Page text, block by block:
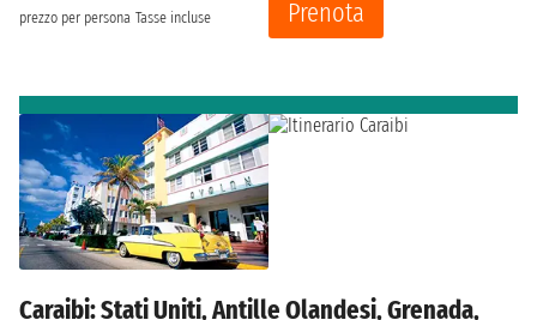
prezzo per persona Tasse incluse
Prenota
Caraibi: Stati Uniti, Antille Olandesi, Grenada,